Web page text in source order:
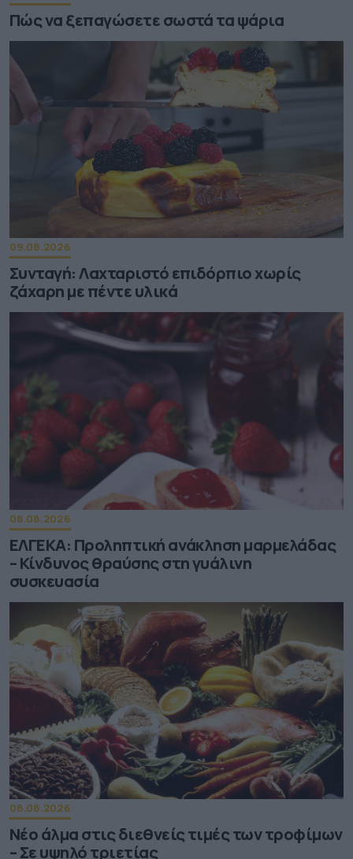
Πώς να ξεπαγώσετε σωστά τα ψάρια
09.08.2026
Συνταγή: Λαχταριστό επιδόρπιο χωρίς
ζάχαρη με πέντε υλικά
08.08.2026
ΕΛΓΕΚΑ: Προληπτική ανάκληση μαρμελάδας
– Κίνδυνος θραύσης στη γυάλινη
συσκευασία
08.08.2026
Νέο άλμα στις διεθνείς τιμές των τροφίμων
– Σε υψηλό τριετίας